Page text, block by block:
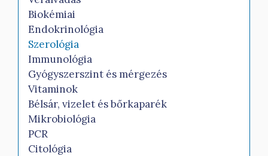
Biokémiai
Endokrinológia
Szerológia
Immunológia
Gyógyszerszint és mérgezés
Vitaminok
Bélsár, vizelet és bőrkaparék
Mikrobiológia
PCR
Citológia